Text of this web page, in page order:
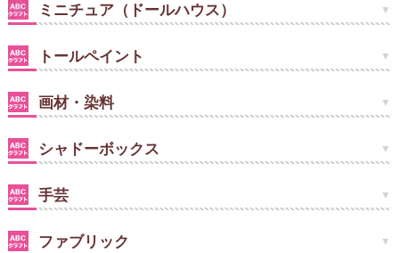
ミニチュア（ドールハウス）
トールペイント
画材・染料
シャドーボックス
手芸
ファブリック